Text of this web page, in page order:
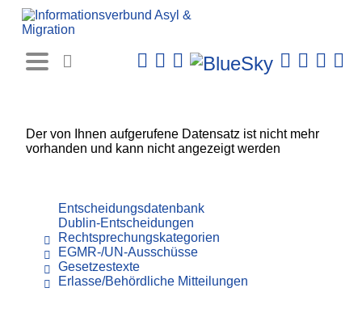
Der von Ihnen aufgerufene Datensatz ist nicht mehr
vorhanden und kann nicht angezeigt werden
Entscheidungsdatenbank
Dublin-Entscheidungen
Rechtsprechungskategorien
EGMR-/UN-Ausschüsse
Gesetzestexte
Erlasse/Behördliche Mitteilungen